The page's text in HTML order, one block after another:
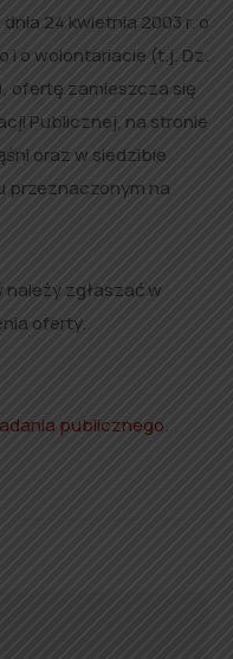
24 kwietnia 2003 r. o
i o wolontariacie (t.j. Dz.
ofertę zamieszcza się
Publicznej, na stronie
oraz w siedzibie
przeznaczonym na
zgłaszać w
oferty.
publicznego.